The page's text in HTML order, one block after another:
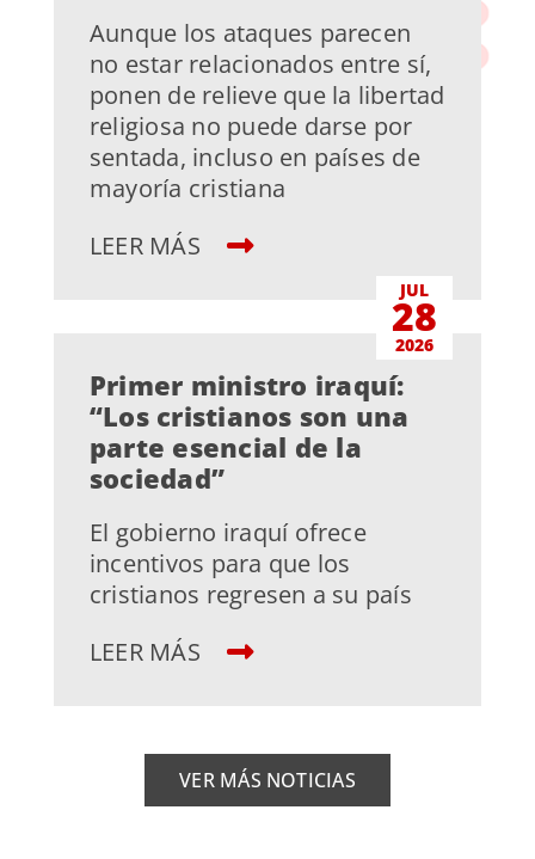
Aunque los ataques parecen
no estar relacionados entre sí,
ponen de relieve que la libertad
religiosa no puede darse por
sentada, incluso en países de
mayoría cristiana
LEER MÁS
JUL
28
2026
Primer ministro iraquí:
“Los cristianos son una
parte esencial de la
sociedad”
El gobierno iraquí ofrece
incentivos para que los
cristianos regresen a su país
LEER MÁS
VER MÁS NOTICIAS